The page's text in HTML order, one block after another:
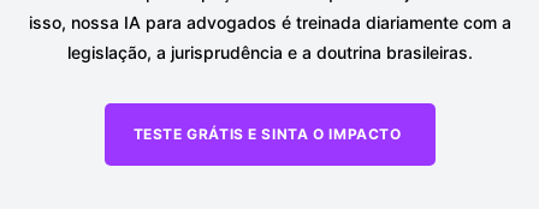
isso, nossa IA para advogados é treinada diariamente com a
legislação, a jurisprudência e a doutrina brasileiras.
TESTE GRÁTIS E SINTA O IMPACTO